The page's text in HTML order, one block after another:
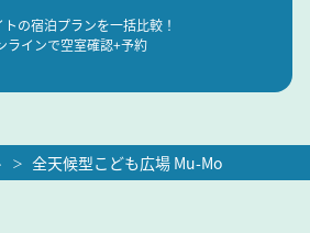
トの宿泊プランを一括比較！
ラインで空室確認+予約
全天候型こども広場 Mu-Mo